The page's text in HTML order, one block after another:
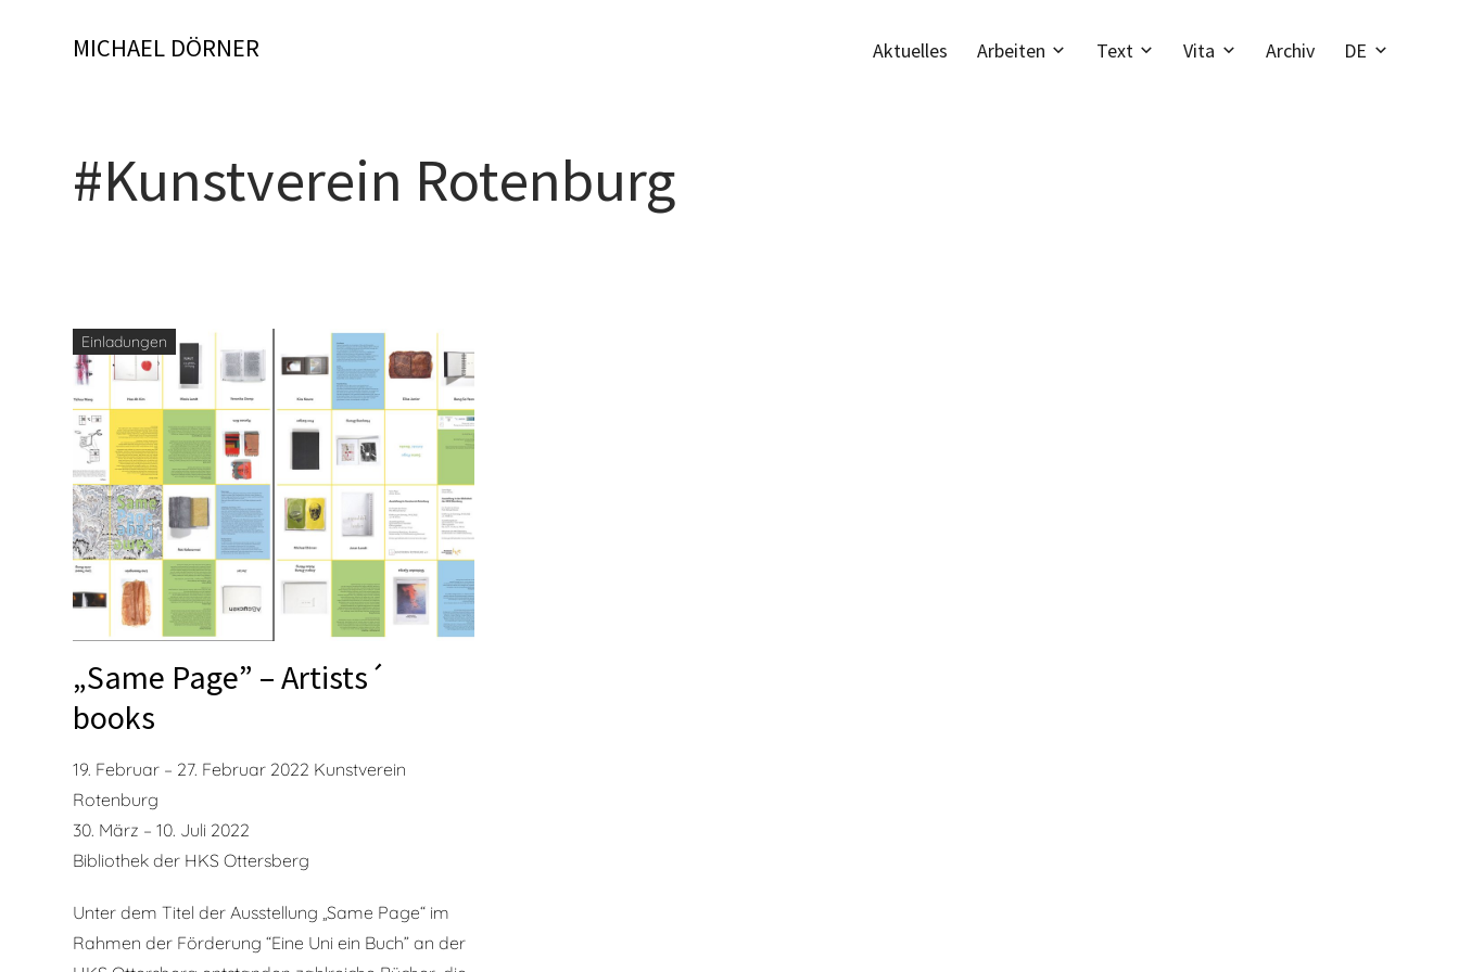
MICHAEL DÖRNER Aktuelles Arbeiten Text Vita Archiv DE
#Kunstverein Rotenburg
Einladungen
„Same Page” – Artists´
books
19. Februar – 27. Februar 2022 Kunstverein
Rotenburg
30. März – 10. Juli 2022
Bibliothek der HKS Ottersberg
Unter dem Titel der Ausstellung „Same Page“ im
Rahmen der Förderung “Eine Uni ein Buch” an der